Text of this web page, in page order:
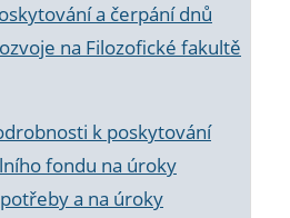
a čerpání dnů
na Filozofické fakultě
k poskytování
fondu na úroky
a na úroky